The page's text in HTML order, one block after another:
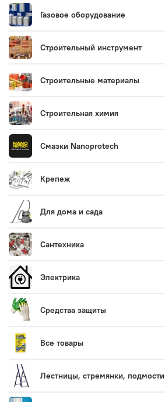
Газовое оборудование
Строительный инструмент
Строительные материалы
Строительная химия
Смазки Nanoprotech
Крепеж
Для дома и сада
Сантехника
Электрика
Средства защиты
Все товары
Лестницы, стремянки, подмости